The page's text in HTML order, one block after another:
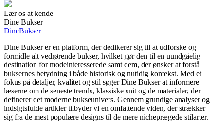
Lær os at kende
Dine Bukser
DineBukser
Dine Bukser er en platform, der dedikerer sig til at udforske og
formidle alt vedrørende bukser, hvilket gør den til en uundgåelig
destination for modeinteresserede samt dem, der ønsker at forstå
buksernes betydning i både historisk og nutidig kontekst. Med et
fokus på detaljer, kvalitet og stil søger Dine Bukser at informere
læserne om de seneste trends, klassiske snit og de materialer, der
definerer det moderne bukseunivers. Gennem grundige analyser og
indsigtsfulde artikler tilbyder vi en omfattende viden, der strækker
sig fra de mest populære designs til de mere nicheprægede stilarter.